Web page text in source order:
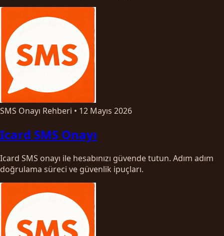
SMS Onayı Rehberi • 12 Mayıs 2026
Icard SMS Onayı
Icard SMS onayı ile hesabınızı güvende tutun. Adım adım
doğrulama süreci ve güvenlik ipuçları.